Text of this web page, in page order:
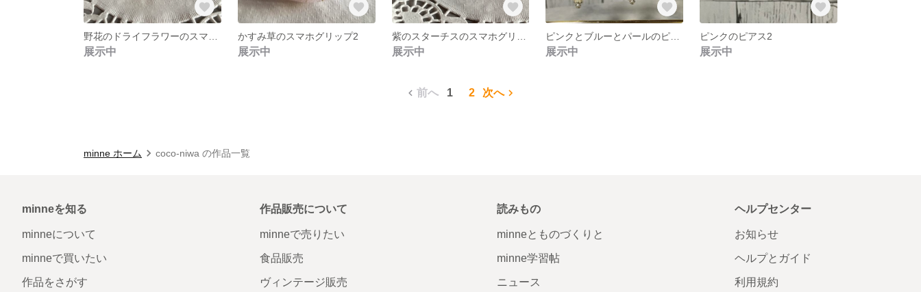
展示中
かすみ草のスマホグリップ2
展示中 展示中 展示中
ピンクのピアス2
展示中
前へ 1 2 次へ
minne ホーム coco-niwa の作品一覧
minneを知る
minneについて
minneで買いたい
作品をさがす
作品販売について
minneで売りたい
食品販売
ヴィンテージ販売
読みもの
minneとものづくりと
minne学習帖
ニュース
ヘルプセンター
お知らせ
ヘルプとガイド
利用規約